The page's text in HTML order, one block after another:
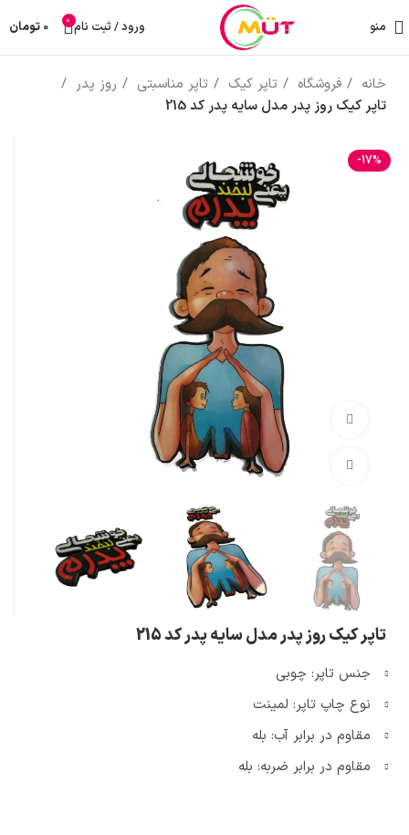
منو ورود / ثبت نام 0
0 تومان
خانه فروشگاه تاپر کیک تاپر مناسبتی
روز پدر
تاپر کیک روز پدر مدل سایه پدر کد 215
-17%
تماشای ویدئو
بزرگنمایی تصویر
تاپر کیک روز پدر مدل سایه پدر کد 215
جنس تاپر: چوبی
نوع چاپ تاپر: لمینت
مقاوم در برابر آب: بله
مقاوم در برابر ضربه: بله